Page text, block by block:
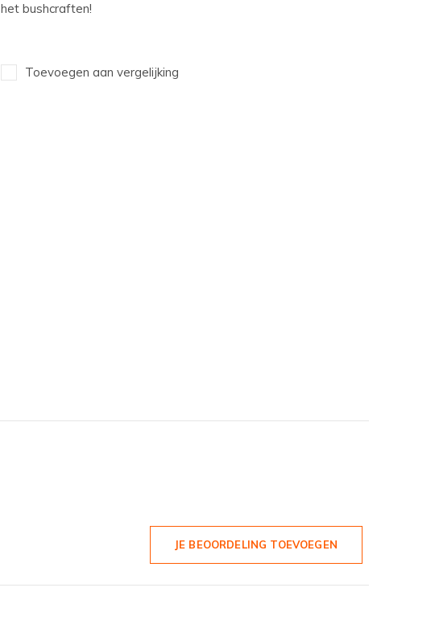
het bushcraften!
Toevoegen aan vergelijking
JE BEOORDELING TOEVOEGEN